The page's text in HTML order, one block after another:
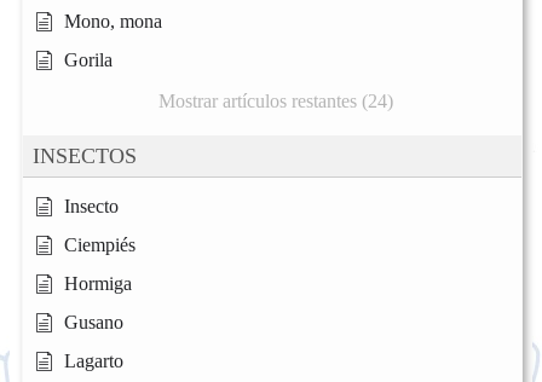
Mono, mona
Gorila
Mostrar artículos restantes (24)
INSECTOS
Insecto
Ciempiés
Hormiga
Gusano
Lagarto